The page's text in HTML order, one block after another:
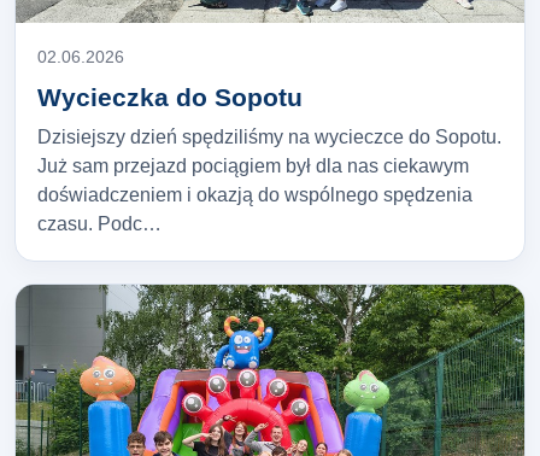
02.06.2026
Wycieczka do Sopotu
Dzisiejszy dzień spędziliśmy na wycieczce do Sopotu.
Już sam przejazd pociągiem był dla nas ciekawym
doświadczeniem i okazją do wspólnego spędzenia
czasu. Podc…